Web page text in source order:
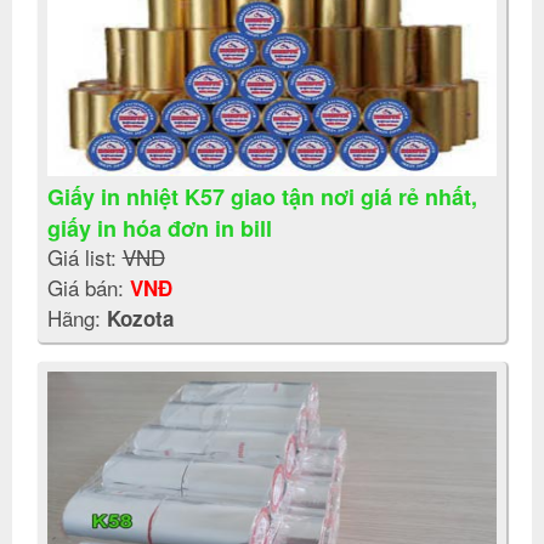
Giấy in nhiệt K57 giao tận nơi giá rẻ nhất,
giấy in hóa đơn in bill
Giá list:VNĐ
Giá bán: VNĐ
Hãng: Kozota